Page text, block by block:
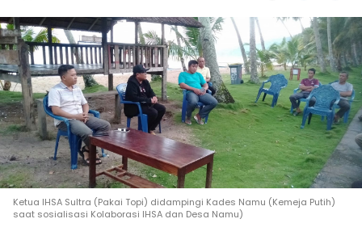
Ketua IHSA Sultra (Pakai Topi) didampingi Kades Namu (Kemeja Putih)
saat sosialisasi Kolaborasi IHSA dan Desa Namu)